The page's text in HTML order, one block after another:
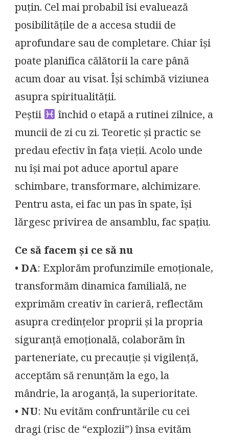
puțin. Cel mai probabil îsi evaluează
posibilitățile de a accesa studii de
aprofundare sau de completare. Chiar își
poate planifica călătorii la care până
acum doar au visat. Își schimbă viziunea
asupra spiritualității.
Peștii
închid o etapă a rutinei zilnice, a
muncii de zi cu zi. Teoretic și practic se
predau efectiv în fața vieții. Acolo unde
nu își mai pot aduce aportul apare
schimbare, transformare, alchimizare.
Pentru asta, ei fac un pas în spate, își
lărgesc privirea de ansamblu, fac spațiu.
Ce să facem și ce să nu
• DA: Explorăm profunzimile emoționale,
transformăm dinamica familială, ne
exprimăm creativ în carieră, reflectăm
asupra credințelor proprii și la propria
siguranță emoțională, colaborăm în
parteneriate, cu precauție și vigilență,
acceptăm să renunțăm la ego, la
mândrie, la aroganță, la superioritate.
• NU: Nu evităm confruntările cu cei
dragi (risc de “explozii”) însa evităm